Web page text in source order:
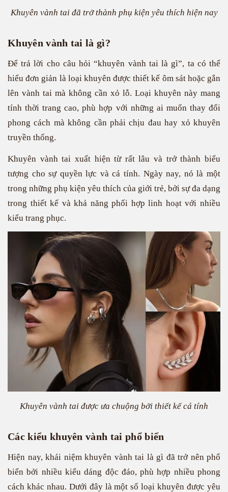
Khuyên vành tai đã trở thành phụ kiện yêu thích hiện nay
Khuyên vành tai là gì?
Để trả lời cho câu hỏi “khuyên vành tai là gì”, ta có thể
hiểu đơn giản là loại khuyên được thiết kế ôm sát hoặc gắn
lên vành tai mà không cần xỏ lỗ. Loại khuyên này mang
tính thời trang cao, phù hợp với những ai muốn thay đổi
phong cách mà không cần phải chịu đau hay xỏ khuyên
truyền thống.
Khuyên vành tai xuất hiện từ rất lâu và trở thành biểu
tượng cho sự quyền lực và cá tính. Ngày nay, nó là một
trong những phụ kiện yêu thích của giới trẻ, bởi sự đa dạng
trong thiết kế và khả năng phối hợp linh hoạt với nhiều
kiểu trang phục.
Khuyên vành tai được ưa chuộng bởi thiết kế cá tính
Các kiểu khuyên vành tai phổ biến
Hiện nay, khái niệm khuyên vành tai là gì đã trở nên phổ
biến bởi nhiều kiểu dáng độc đáo, phù hợp nhiều phong
cách khác nhau. Dưới đây là một số loại khuyên được yêu